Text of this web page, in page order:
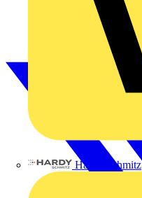
Hardy Schmitz